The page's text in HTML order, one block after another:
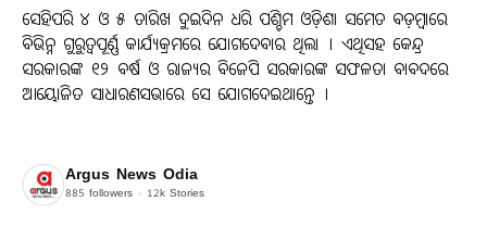
ସେହିପରି ୪ ଓ ୫ ତାରିଖ ଦୁଇଦିନ ଧରି ପଶ୍ଚିମ ଓଡ଼ିଶା ସମେତ ବଡ଼ମ୍ବାରେ
ବିଭିନ୍ନ ଗୁରୁତ୍ୱପୂର୍ଣ୍ଣ କାର୍ଯ୍ୟକ୍ରମରେ ଯୋଗଦେବାର ଥିଲା । ଏଥିସହ କେନ୍ଦ୍ର
ସରକାରଙ୍କ ୧୨ ବର୍ଷ ଓ ରାଜ୍ୟର ବିଜେପି ସରକାରଙ୍କ ସଫଳତା ବାବଦରେ
ଆୟୋଜିତ ସାଧାରଣସଭାରେ ସେ ଯୋଗଦେଇଥାନ୍ତେ ।
Argus News Odia
885 followers 12k Stories